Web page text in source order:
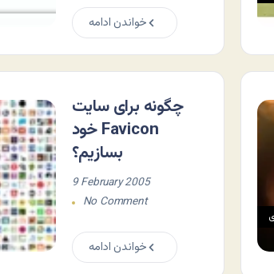
خواندن ادامه
چگونه برای سایت
خود Favicon
بسازیم؟
9 February 2005
No Comment
خواندن ادامه